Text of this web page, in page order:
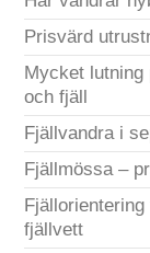
Prisvärd
Mycket lutning
och fjäll
Fjällvandra i
Fjällmössa –
fjällvett